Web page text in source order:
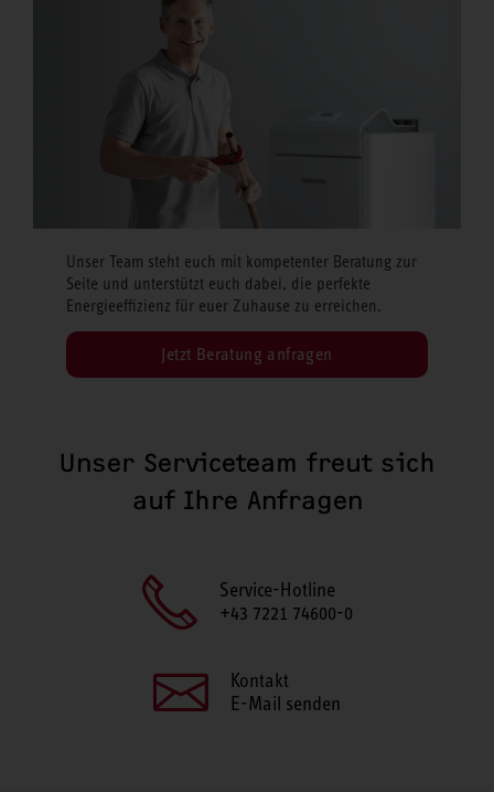
Unser Team steht euch mit kompetenter Beratung zur
Seite und unterstützt euch dabei, die perfekte
Energieeffizienz für euer Zuhause zu erreichen.
Jetzt Beratung anfragen
Unser Serviceteam freut sich
auf Ihre Anfragen
Service-Hotline
+43 7221 74600-0
Kontakt
E-Mail senden